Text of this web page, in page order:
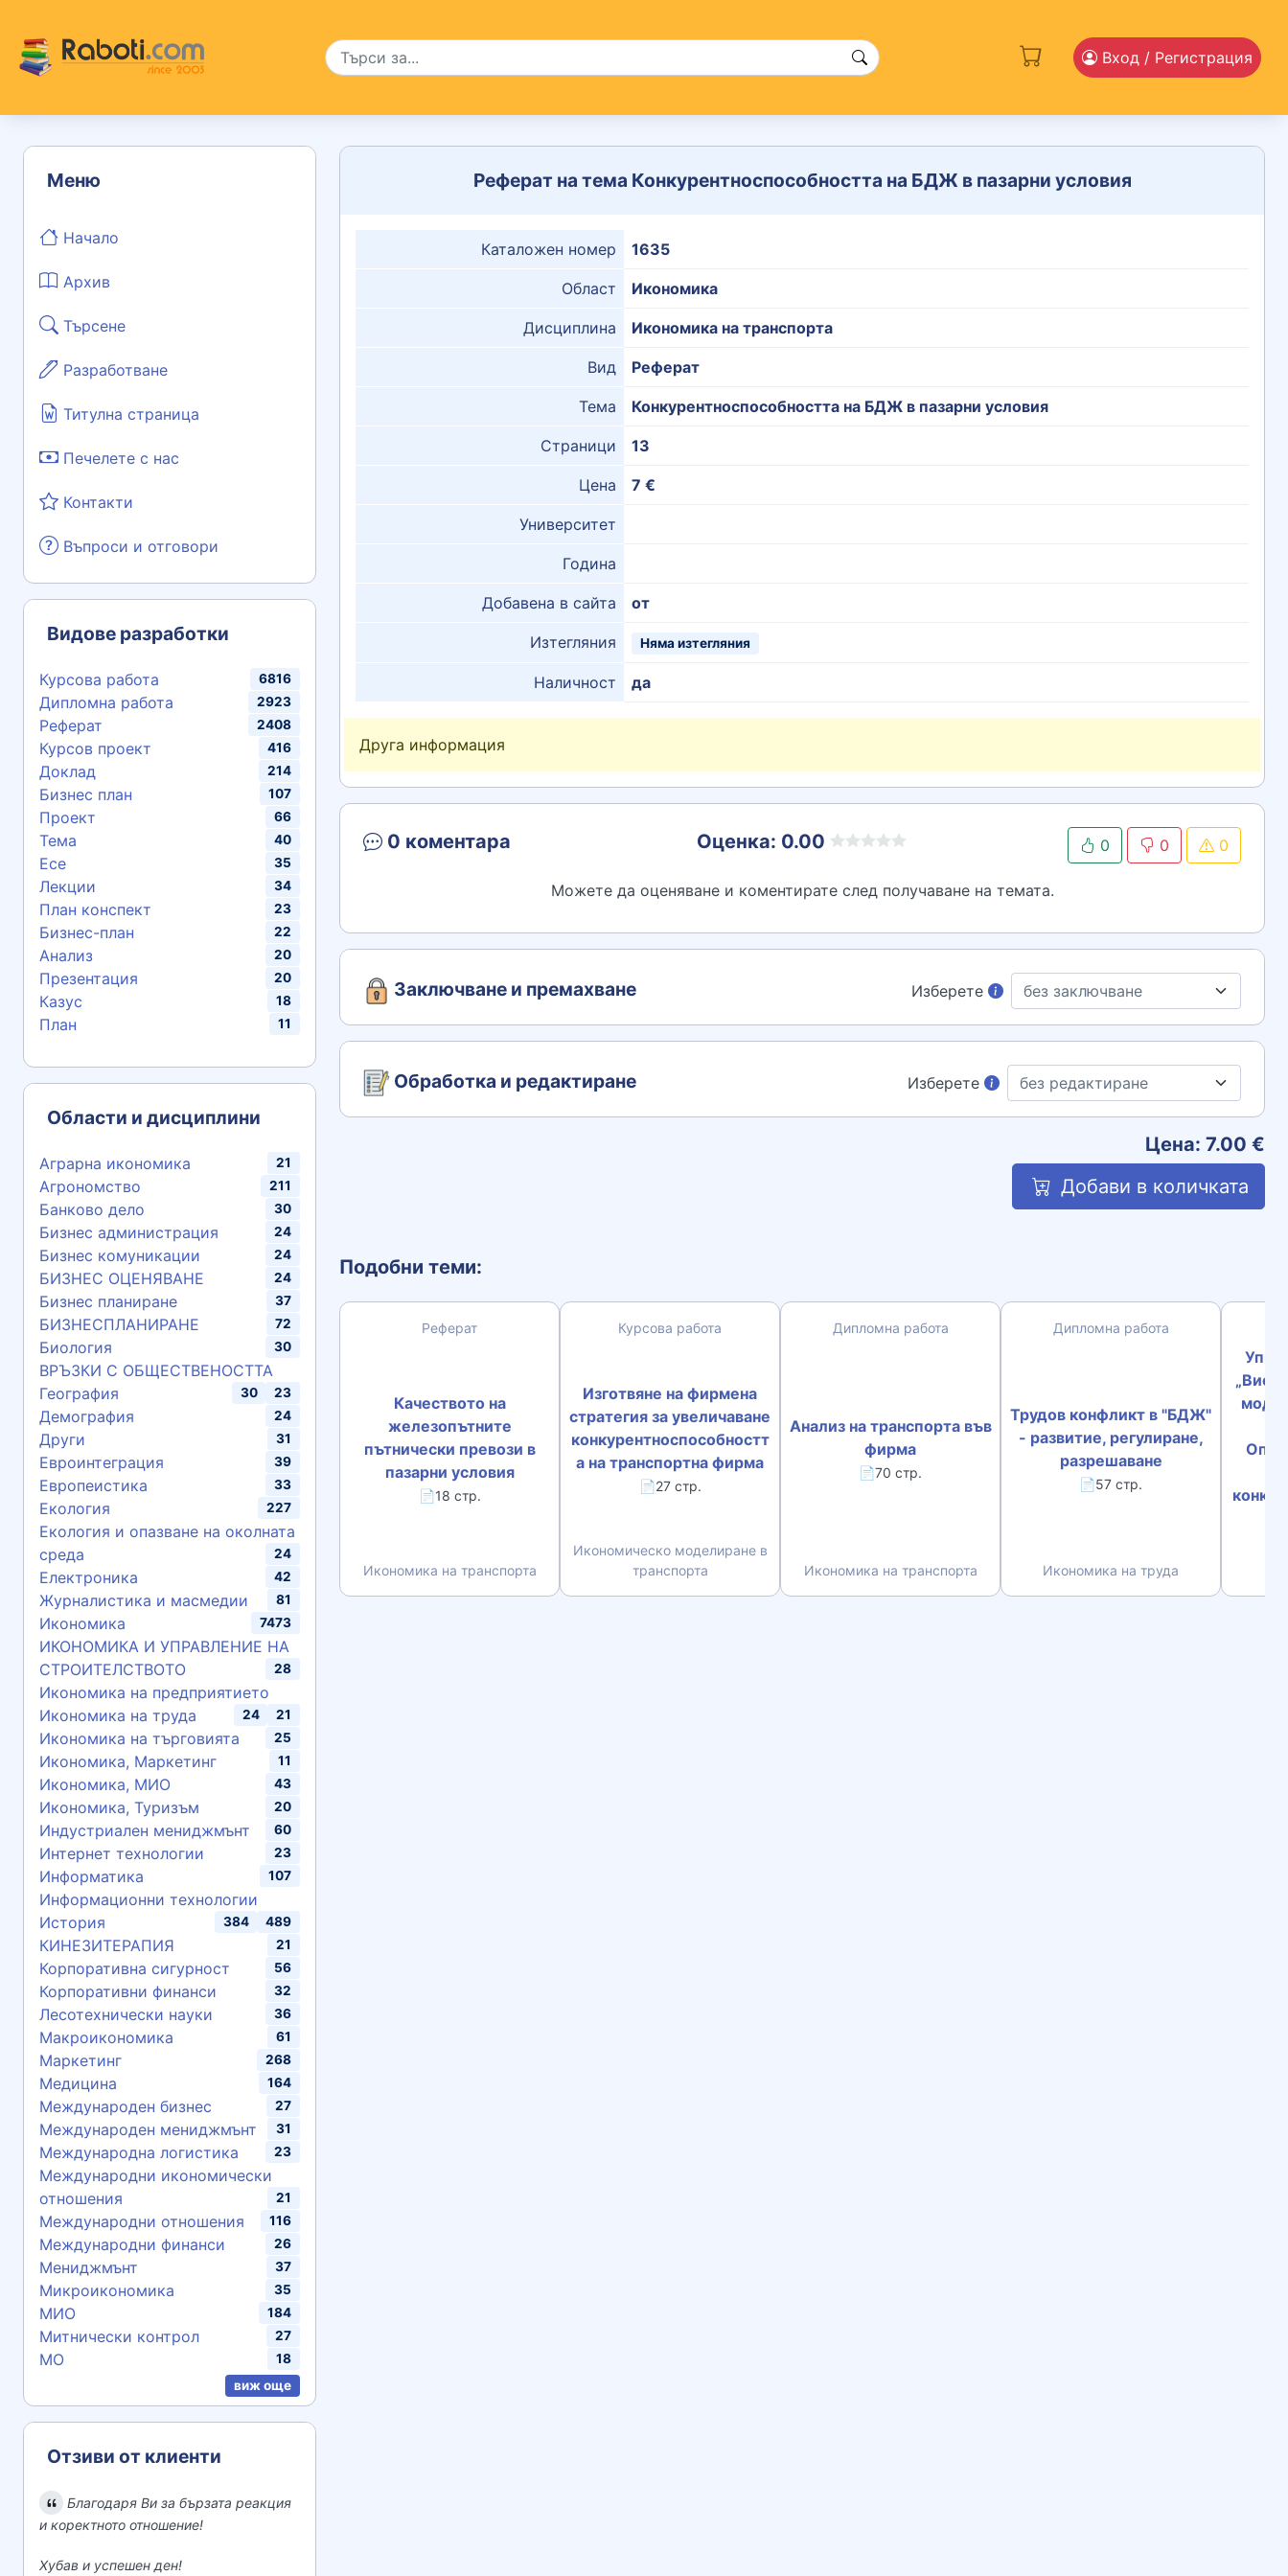
Вход / Регистрация
Меню
Начало
Архив
Търсене
Разработване
Титулна страница
Печелете с нас
Контакти
Въпроси и отговори
Видове разработки
Курсова работа 6816
Дипломна работа 2923
Реферат 2408
Курсов проект 416
Доклад 214
Бизнес план 107
Проект 66
Тема 40
Есе 35
Лекции 34
План конспект 23
Бизнес-план 22
Анализ 20
Презентация 20
Казус 18
План 11
Области и дисциплини
Аграрна икономика 21
Агрономство 211
Банково дело 30
Бизнес администрация 24
Бизнес комуникации 24
БИЗНЕС ОЦЕНЯВАНЕ 24
Бизнес планиране 37
БИЗНЕСПЛАНИРАНЕ 72
Биология 30
ВРЪЗКИ С ОБЩЕСТВЕНОСТТА
23
География 30
Демография 24
Други 31
Евроинтеграция 39
Европеистика 33
Екология 227
Екология и опазване на околната
среда
24
Електроника 42
Журналистика и масмедии 81
Икономика 7473
ИКОНОМИКА И УПРАВЛЕНИЕ НА
СТРОИТЕЛСТВОТО
28
Икономика на предприятието
21
Икономика на труда 24
Икономика на търговията 25
Икономика, Маркетинг 11
Икономика, МИО 43
Икономика, Туризъм 20
Индустриален мениджмънт 60
Интернет технологии 23
Информатика 107
Информационни технологии
489
История 384
КИНЕЗИТЕРАПИЯ 21
Корпоративна сигурност 56
Корпоративни финанси 32
Лесотехнически науки 36
Макроикономика 61
Маркетинг 268
Медицина 164
Международен бизнес 27
Международен мениджмънт 31
Международна логистика 23
Международни икономически
отношения
21
Международни отношения 116
Международни финанси 26
Мениджмънт 37
Микроикономика 35
МИО 184
Митнически контрол 27
МО
18
виж още
Отзиви от клиенти
Благодаря Ви за бързата реакция
и коректното отношение!
Хубав и успешен ден!
Реферат на тема Конкурентноспособността на БДЖ в пазарни условия
Каталожен номер 1635
Област Икономика
Дисциплина Икономика на транспорта
Вид Реферат
Тема Конкурентноспособността на БДЖ в пазарни условия
Страници 13
Цена 7 €
Университет
Година
Добавена в сайта от
Изтегляния Няма изтегляния
Наличност да
Друга информация
0 коментара Оценка: 0.00 0 0 0
Можете да оценяване и коментирате след получаване на темата.
Заключване и премахване Изберете
Обработка и редактиране Изберете
Цена: 7.00 €
Добави в количката
Подобни теми:
Реферат
Качеството на
железопътните
пътнически превози в
пазарни условия
📄18 стр.
Икономика на транспорта
Курсова работа
Изготвяне на фирмена
стратегия за увеличаване
конкурентноспособностт
а на транспортна фирма
📄27 стр.
Икономическо моделиране в
транспорта
Дипломна работа
Анализ на транспорта във
фирма
📄70 стр.
Икономика на транспорта
Дипломна работа
Трудов конфликт в "БДЖ"
- развитие, регулиране,
разрешаване
📄57 стр.
Икономика на труда